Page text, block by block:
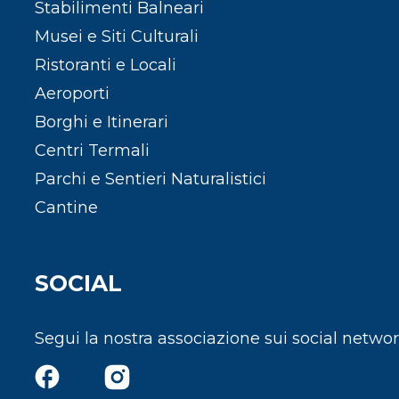
Stabilimenti Balneari
Musei e Siti Culturali
Ristoranti e Locali
Aeroporti
Borghi e Itinerari
Centri Termali
Parchi e Sentieri Naturalistici
Cantine
SOCIAL
Segui la nostra associazione sui social